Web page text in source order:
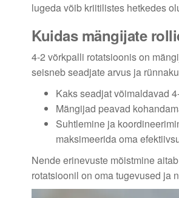
lugeda võib kriitilistes hetkedes
Kuidas mängijate
4-2 võrkpalli rotatsioonis on
seisneb seadjate arvus ja
Kaks seadjat võimaldavad
Mängijad peavad
Suhtlemine ja
maksimeerida oma
Nende erinevuste mõistmine
rotatsioonil on oma tugevused ja